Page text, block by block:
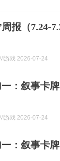
报（7.24-
游戏 2026-07-24
：叙事卡
游戏 2026-07-24
：叙事卡